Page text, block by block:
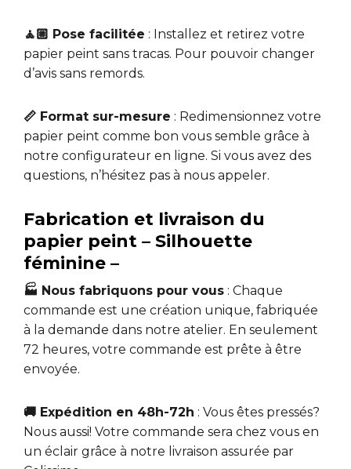
🧘🏼 Pose facilitée : Installez et retirez votre
papier peint sans tracas. Pour pouvoir changer
d’avis sans remords.
📏 Format sur-mesure : Redimensionnez votre
papier peint comme bon vous semble grâce à
notre configurateur en ligne. Si vous avez des
questions, n’hésitez pas à nous appeler.
Fabrication et livraison du
papier peint – Silhouette
féminine –
🏭 Nous fabriquons pour vous : Chaque
commande est une création unique, fabriquée
à la demande dans notre atelier. En seulement
72 heures, votre commande est prête à être
envoyée.
🚚 Expédition en 48h-72h : Vous êtes pressés?
Nous aussi! Votre commande sera chez vous en
un éclair grâce à notre livraison assurée par